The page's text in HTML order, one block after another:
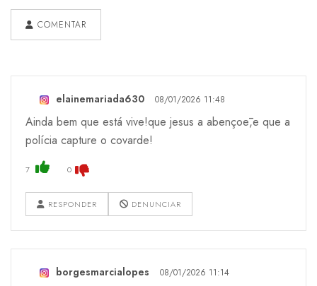
COMENTAR
elainemariada630 08/01/2026 11:48
Ainda bem que está vive!que jesus a abençoē,e que a
polícia capture o covarde!
7 0
RESPONDER DENUNCIAR
borgesmarcialopes 08/01/2026 11:14